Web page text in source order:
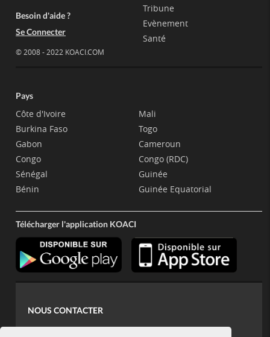
Besoin d'aide ?
Se Connecter
© 2008 - 2022 KOACI.COM
Tribune
Evènement
Santé
Pays
Côte d'Ivoire
Burkina Faso
Gabon
Congo
Sénégal
Bénin
Mali
Togo
Cameroun
Congo (RDC)
Guinée
Guinée Equatorial
Télécharger l'application KOACI
NOUS CONTACTER